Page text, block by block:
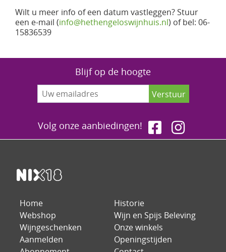
Wilt u meer info of een datum vastleggen? Stuur
een e-mail (info@hethengeloswijnhuis.nl) of bel: 06-
15836539
Blijf op de hoogte
Volg onze aanbiedingen!
Home
Webshop
Wijngeschenken
Aanmelden
Historie
Wijn en Spijs Beleving
Onze winkels
Openingstijden